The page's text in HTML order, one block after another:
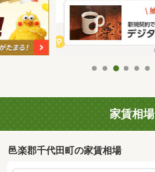
家賃相場
邑楽郡千代田町の家賃相場